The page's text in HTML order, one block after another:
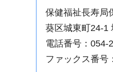
保健福祉長寿局
葵区城東町24-1
電話番号：054-
ファックス番号